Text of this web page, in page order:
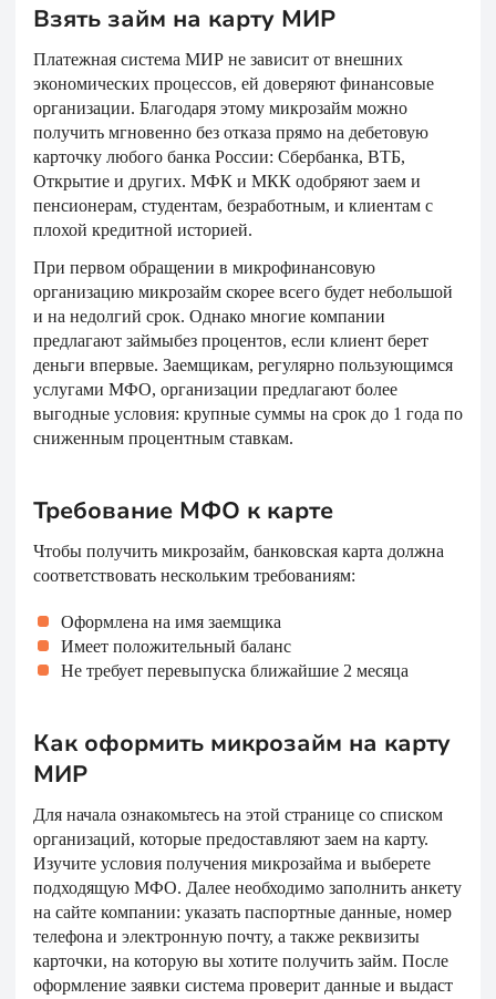
Взять займ на карту МИР
Платежная система МИР не зависит от внешних
экономических процессов, ей доверяют финансовые
организации. Благодаря этому микрозайм можно
получить мгновенно без отказа прямо на дебетовую
карточку любого банка России: Сбербанка, ВТБ,
Открытие и других. МФК и МКК одобряют заем и
пенсионерам, студентам, безработным, и клиентам с
плохой кредитной историей.
При первом обращении в микрофинансовую
организацию микрозайм скорее всего будет небольшой
и на недолгий срок. Однако многие компании
предлагают займыбез процентов, если клиент берет
деньги впервые. Заемщикам, регулярно пользующимся
услугами МФО, организации предлагают более
выгодные условия: крупные суммы на срок до 1 года по
сниженным процентным ставкам.
Требование МФО к карте
Чтобы получить микрозайм, банковская карта должна
соответствовать нескольким требованиям:
Оформлена на имя заемщика
Имеет положительный баланс
Не требует перевыпуска ближайшие 2 месяца
Как оформить микрозайм на карту
МИР
Для начала ознакомьтесь на этой странице со списком
организаций, которые предоставляют заем на карту.
Изучите условия получения микрозайма и выберете
подходящую МФО. Далее необходимо заполнить анкету
на сайте компании: указать паспортные данные, номер
телефона и электронную почту, а также реквизиты
карточки, на которую вы хотите получить займ. После
оформление заявки система проверит данные и выдаст